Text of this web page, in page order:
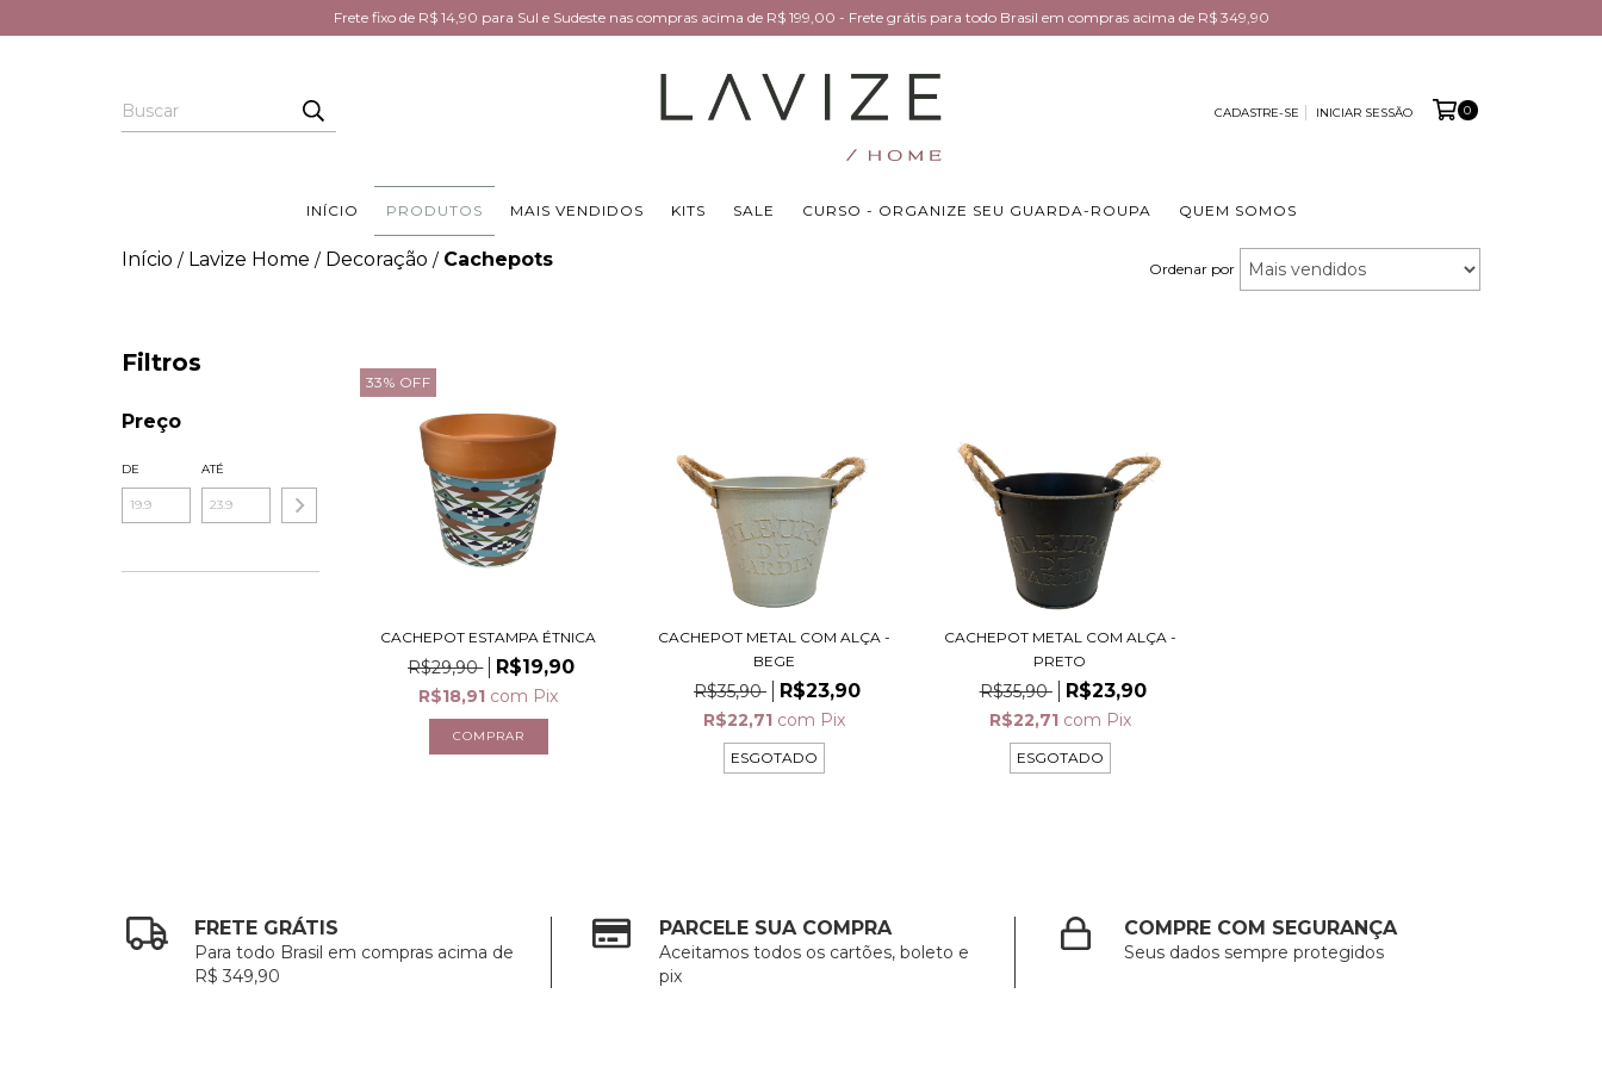
Frete fixo de R$ 14,90 para Sul e Sudeste nas compras acima de R$ 199,00 - Frete grátis para todo Brasil em compras acima de R$ 349,90
CADASTRE-SE INICIAR SESSÃO 0
INÍCIO PRODUTOS MAIS VENDIDOS KITS SALE CURSO - ORGANIZE SEU GUARDA-ROUPA QUEM SOMOS
Início / Lavize Home / Decoração / Cachepots Ordenar por
Filtros
Preço
DE ATÉ
33% OFF
CACHEPOT ESTAMPA ÉTNICA
R$29,90 R$19,90
R$18,91 com Pix
CACHEPOT METAL COM ALÇA -
BEGE
R$35,90 R$23,90
R$22,71 com Pix
ESGOTADO
CACHEPOT METAL COM ALÇA -
PRETO
R$35,90 R$23,90
R$22,71 com Pix
ESGOTADO
FRETE GRÁTIS
Para todo Brasil em compras acima de
R$ 349,90
PARCELE SUA COMPRA
Aceitamos todos os cartões, boleto e
pix
COMPRE COM SEGURANÇA
Seus dados sempre protegidos